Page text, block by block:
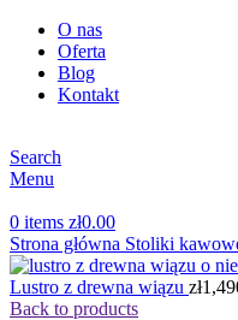
O nas
Oferta
Blog
Kontakt
Search
Menu
0 items zł0.00
Strona główna Stoliki
Lustro z drewna wiązu zł
Back to products